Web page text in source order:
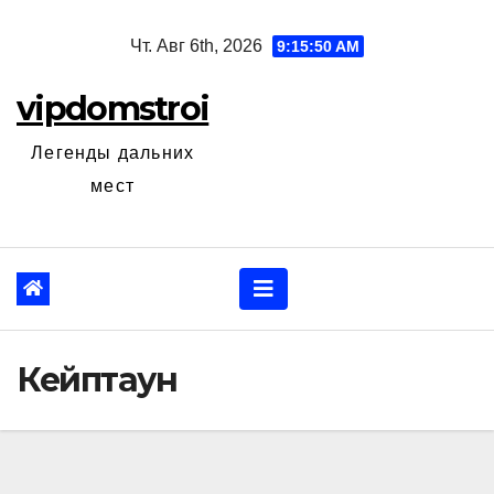
Чт. Авг 6th, 2026 9:15:51 AM
vipdomstroi
Легенды дальних
мест
Кейптаун